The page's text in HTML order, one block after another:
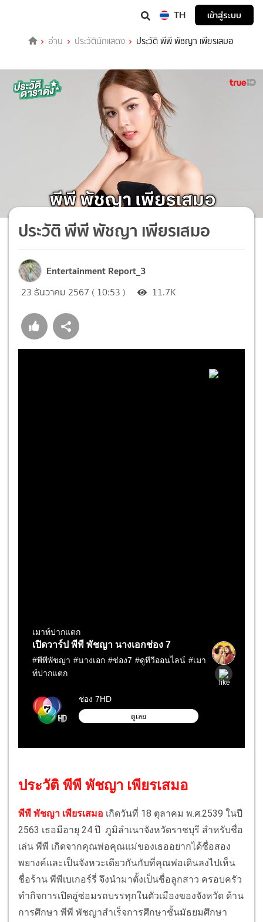
TH เข้าสู่ระบบ
อ่าน ประวัตินักแสดง ประวัติ พีพี พัชญา เพียรเสมอ
ประวัติ พีพี พัชญา เพียรเสมอ
Entertainment Report_3
23 ธันวาคม 2567 ( 10:53 ) 11.7K
ประวัติ พีพี พัชญา เพียรเสมอ
พีพี พัชญา เพียรเสมอ เกิดวันที่ 18 ตุลาคม พ.ศ.2539 ในปี
2563 เธอมีอายุ 24 ปี ภูมิลำเนาจังหวัดราชบุรี สำหรับชื่อ
เล่น พีพี เกิดจากคุณพ่อคุณแม่ของเธออยากได้ชื่อสอง
พยางค์และเป็นจังหวะเดียวกันกับที่คุณพ่อเดินลงไปเห็น
ชื่อร้าน พีพีเบเกอร์รี่ จึงนำมาตั้งเป็นชื่อลูกสาว ครอบครัว
ทำกิจการเปิดอู่ซ่อมรถบรรทุกในตัวเมืองของจังหวัด ด้าน
การศึกษา พีพี พัชญาสำเร็จการศึกษาชั้นมัธยมศึกษา